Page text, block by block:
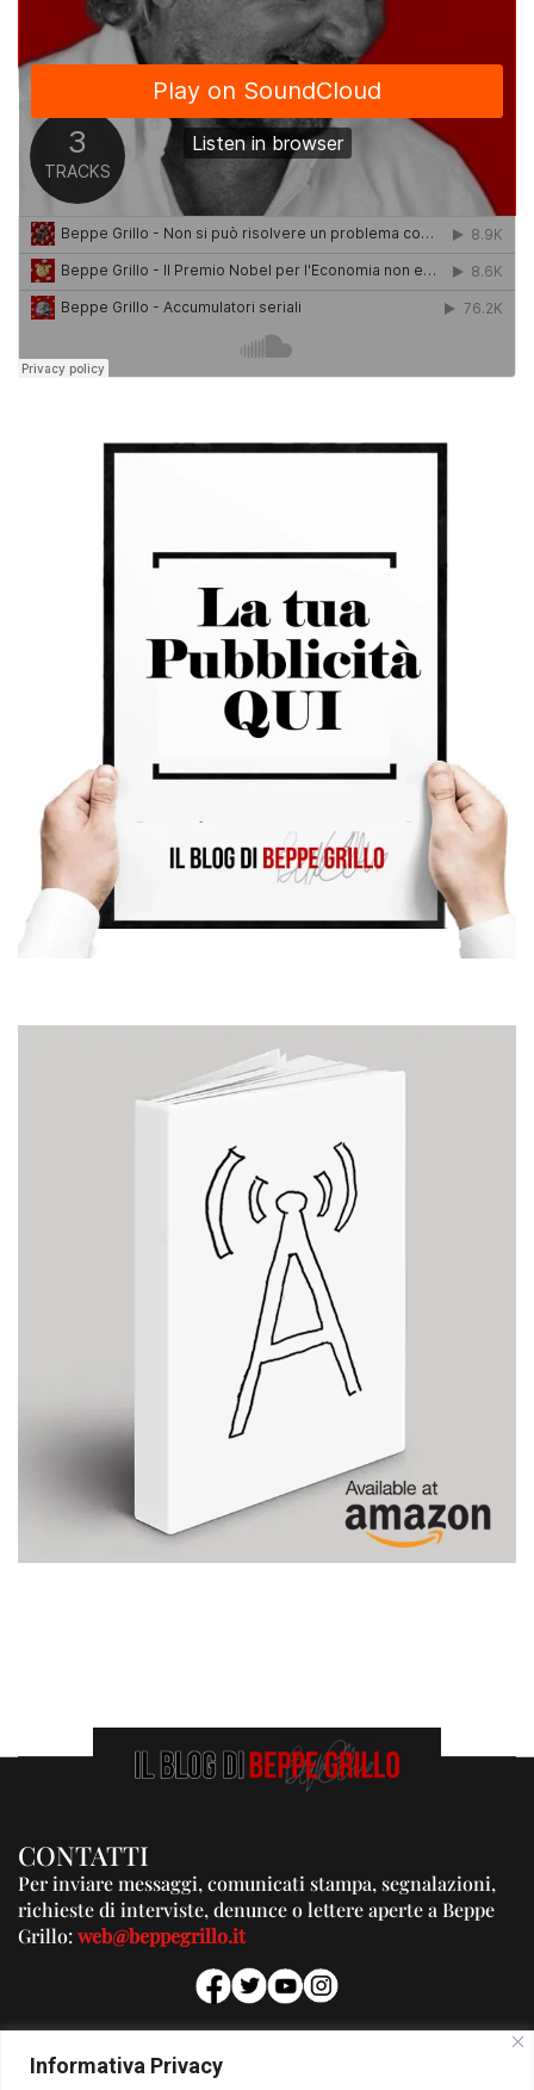
Informativa Privacy
CONTATTI
Per inviare messaggi, comunicati stampa, segnalazioni,
richieste di interviste, denunce o lettere aperte a Beppe
Grillo:web@beppegrillo.it
PUBBLICITA'
Per la tua pubblicità su questo Blog: